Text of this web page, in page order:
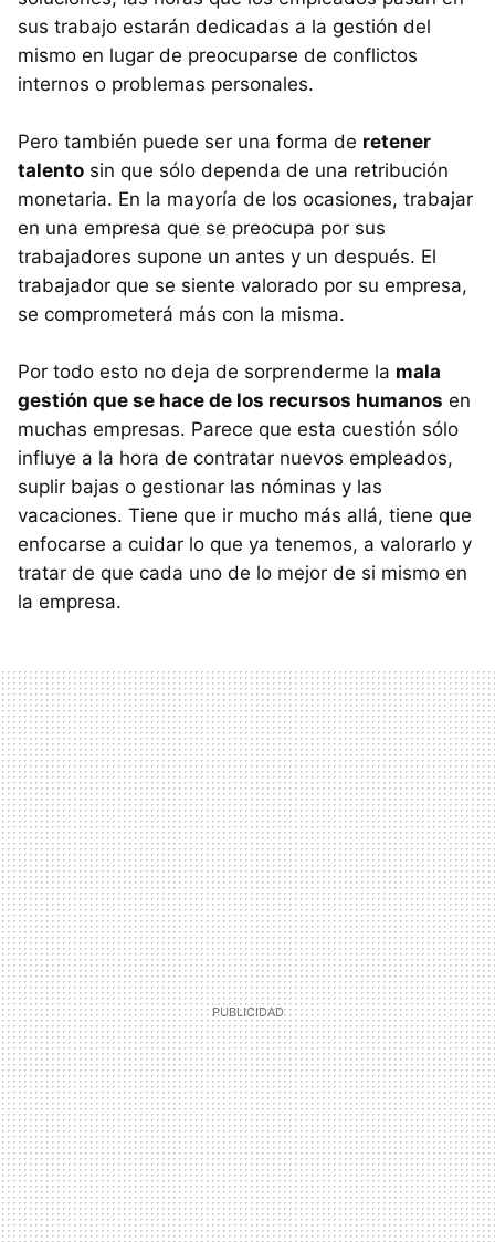
sus trabajo estarán dedicadas a la gestión del
mismo en lugar de preocuparse de conflictos
internos o problemas personales.
Pero también puede ser una forma de retener
talento sin que sólo dependa de una retribución
monetaria. En la mayoría de los ocasiones, trabajar
en una empresa que se preocupa por sus
trabajadores supone un antes y un después. El
trabajador que se siente valorado por su empresa,
se comprometerá más con la misma.
Por todo esto no deja de sorprenderme la mala
gestión que se hace de los recursos humanos en
muchas empresas. Parece que esta cuestión sólo
influye a la hora de contratar nuevos empleados,
suplir bajas o gestionar las nóminas y las
vacaciones. Tiene que ir mucho más allá, tiene que
enfocarse a cuidar lo que ya tenemos, a valorarlo y
tratar de que cada uno de lo mejor de si mismo en
la empresa.